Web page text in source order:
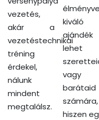
vezetés,
akár a
vezetéstechnikai
tréning
érdekel,
nálunk
mindent
megtalálsz.
kiváló
ajándék
lehet
vagy
barátaid
számára,
hiszen